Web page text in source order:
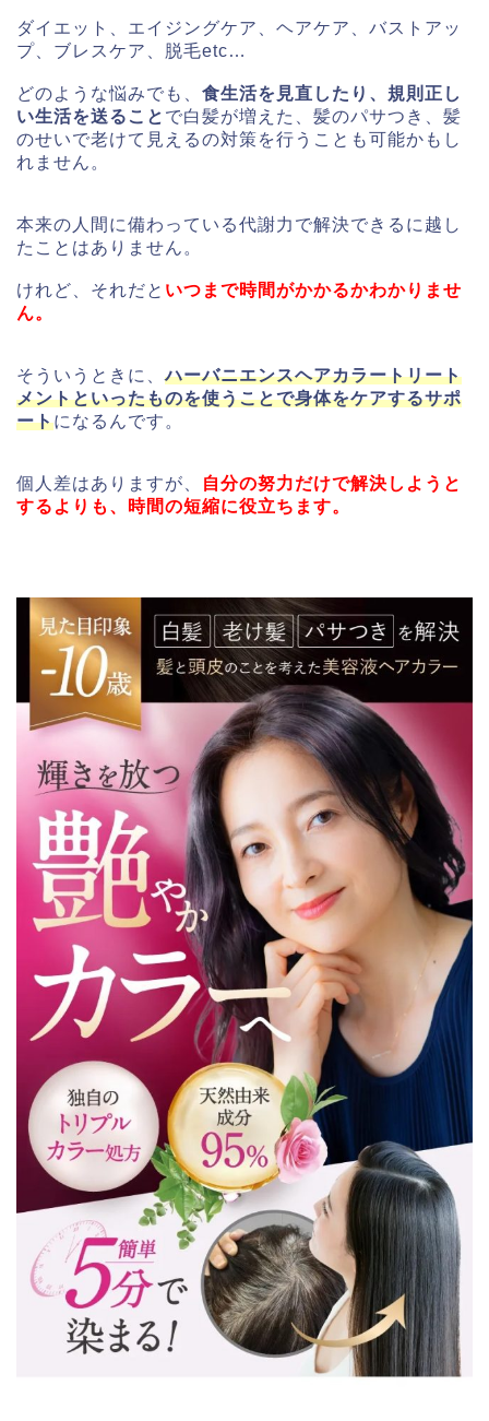
ダイエット、エイジングケア、ヘアケア、バストアッ
プ、ブレスケア、脱毛etc…
どのような悩みでも、 食生活を見直したり、規則正し
い生活を送ること で白髪が増えた、髪のパサつき、髪
のせいで老けて見えるの対策を行うことも可能かもし
れません。
本来の人間に備わっている代謝力で解決できるに越し
たことはありません。
けれど、それだと いつまで時間がかかるかわかりませ
ん。
そういうときに、ハーバニエンスヘアカラートリート
メントといったものを使うことで身体をケアするサポ
ートになるんです。
個人差はありますが、
自分の努力だけで解決しようと
するよりも、時間の短縮に役立ちます。